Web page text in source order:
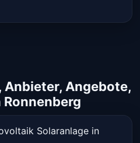
Anbieter, Angebote,
Solaranlage in